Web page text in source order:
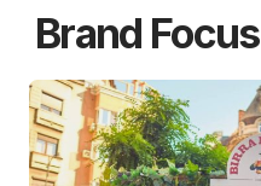
Brand Focus